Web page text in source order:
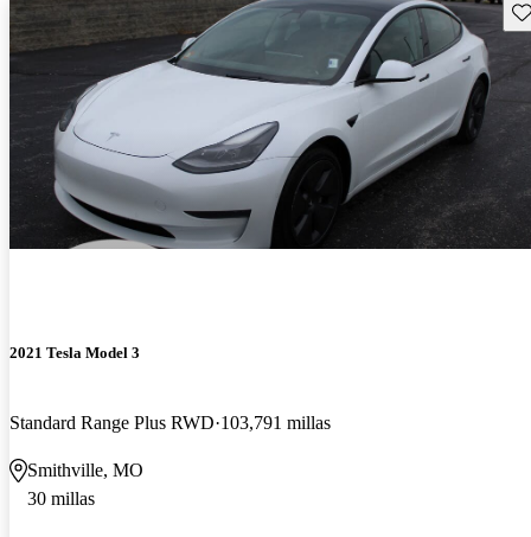
2021 Tesla Model 3
Standard Range Plus RWD 103,791 millas
Smithville, MO
30 millas